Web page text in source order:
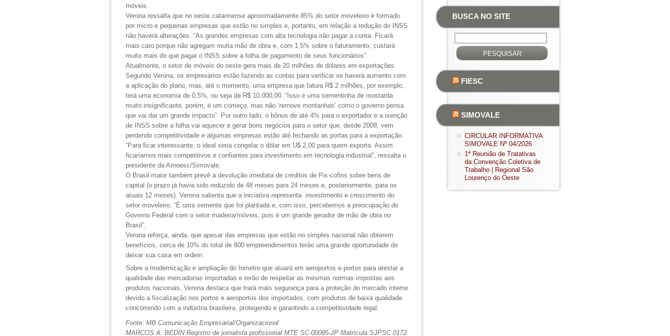
móveis.
Verona ressalta que no oeste catarinense aproximadamente 85% do setor moveleiro é formado
por micro e pequenas empresas que estão no simples e, portanto, em relação a redução do INSS
não haverá alterações. “As grandes empresas com alta tecnologia irão pagar a conta. Ficará
mais caro porque não agregam muita mão de obra e, com 1,5% sobre o faturamento, custará
muito mais do que pagar o INSS sobre a folha de pagamento de seus funcionários”.
Atualmente, o setor de móveis do oeste gera mais de 20 milhões de dólares em exportações.
Segundo Verona, os empresários estão fazendo as contas para verificar se haverá aumento com
a aplicação do plano, mas, até o momento, uma empresa que fatura R$ 2 milhões, por exemplo,
terá uma economia de 0,5%, ou seja de R$ 10.000,00. “Isso é uma sementinha de mostarda
muito insignificante, porém, é um começo, mas não ‘remove montanhas’ como o governo pensa
que vai dar um grande impacto”. Por outro lado, o bônus de até 4% para o exportador e a isenção
de INSS sobre a folha vai aquecer e gerar bons negócios para o setor que, desde 2008, vem
perdendo competitividade e algumas empresas estão até fechando as portas para a exportação.
“Para ficar interessante, o ideal seria congelar o dólar em U$ 2,00 para quem exporta. Assim
ficaríamos mais competitivos e confiantes para investimento em tecnologia industrial”, ressalta o
presidente da Amoesc/Simovale.
O Brasil maior também prevê a devolução imediata de créditos de Pis-cofins sobre bens de
capital (o prazo já havia sido reduzido de 48 meses para 24 meses e, posteriormente, para os
atuais 12 meses). Verona salienta que a iniciativa representa investimento e crescimento do
setor moveleiro. “É uma semente que foi plantada e, com isso, percebemos a preocupação do
Governo Federal com o setor madeira/móveis, pois é um grande gerador de mão de obra no
Brasil”.
Verona reforça, ainda, que apesar das empresas que estão no simples nacional não obterem
benefícios, cerca de 10% do total de 800 empreendimentos terão uma grande oportunidade de
deixar sua casa em ordem.
Sobre a modernização e ampliação do Inmetro que atuará em aeroportos e portos para atestar a
qualidade das mercadorias importadas e terão de respeitar as mesmas normas impostas aos
produtos nacionais, Verona destaca que trará mais segurança para a proteção do mercado interno
devido a fiscalização nos portos e aeroportos dos importados, com produtos de baixa qualidade
concorrendo com a indústria brasileira, protegendo e garantindo a competitividade legal.
Fonte: MB Comunicação Empresarial/Organizacional
MARCOS A. BEDIN Registro de jornalista profissional MTE SC-00085-JP Matrícula SJPSC 0172
BUSCA NO SITE
por:
FIESC
SIMOVALE
CIRCULAR INFORMATIVA
SIMOVALE Nº 04/2026
1ª Reunião de Tratativas
da Convenção Coletiva de
Trabalho | Regional São
Lourenço do Oeste